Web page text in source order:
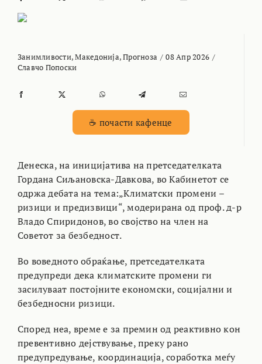
Занимливости,Македонија,Прогноза / 08 Апр 2026 /
Славчо Попоски
☕ почасти кафенце
Денеска, на иницијатива на претседателката
Гордана Сиљановска-Давкова, во Кабинетот се
одржа дебата на тема:„Климатски промени –
ризици и предизвици“, модерирана од проф. д-р
Владо Спиридонов, во својство на член на
Советот за безбедност.
Во воведното обраќање, претседателката
предупреди дека климатските промени ги
засилуваат постојните економски, социјални и
безбедносни ризици.
Според неа, време е за премин од реактивно кон
превентивно дејствување, преку рано
предупредување, координaција, соработка меѓу